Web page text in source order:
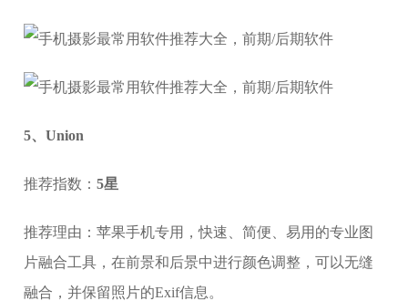
5、Union
推荐指数：5星
推荐理由：苹果手机专用，快速、简便、易用的专业图
片融合工具，在前景和后景中进行颜色调整，可以无缝
融合，并保留照片的Exif信息。